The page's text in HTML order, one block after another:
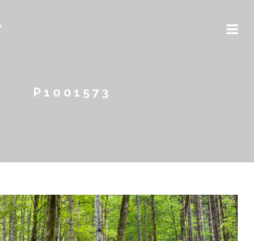
P1001573